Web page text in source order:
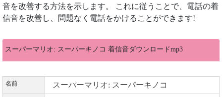
音を改善する方法を示します。 これに従うことで、電話の着
信音を改善し、問題なく電話をかけることができます!
スーパーマリオ: スーパーキノコ 着信音ダウンロードmp3
名前 スーパーマリオ: スーパーキノコ